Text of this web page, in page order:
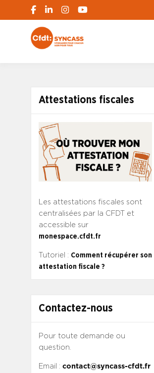
Attestations fiscales
Les attestations fiscales sont
centralisées par la CFDT et
accessible sur
monespace.cfdt.fr
Tutoriel : Comment récupérer son
attestation fiscale ?
Contactez-nous
Pour toute demande ou
question.
Email : contact@syncass-cfdt.fr